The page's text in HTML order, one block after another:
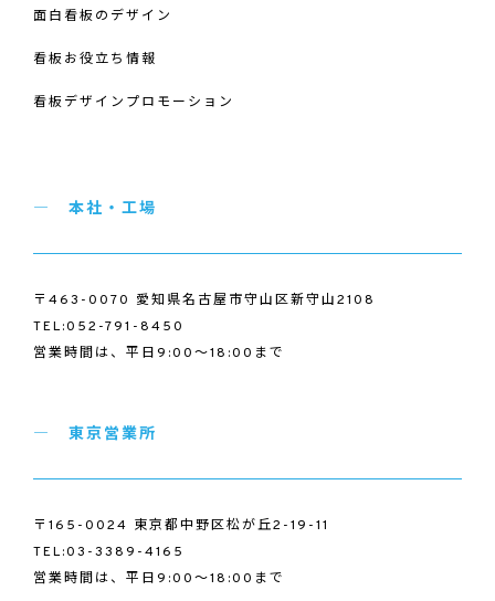
面白看板のデザイン
看板お役立ち情報
看板デザインプロモーション
本社・工場
〒463-0070 愛知県名古屋市守山区新守山2108
TEL:052-791-8450
営業時間は、平日9:00～18:00まで
東京営業所
〒165-0024 東京都中野区松が丘2-19-11
TEL:03-3389-4165
営業時間は、平日9:00～18:00まで